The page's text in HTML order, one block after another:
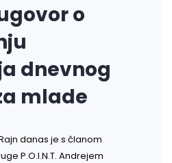
o
dnevnog
mlade
danas je s članom
P.O.I.N.T. Andrejem